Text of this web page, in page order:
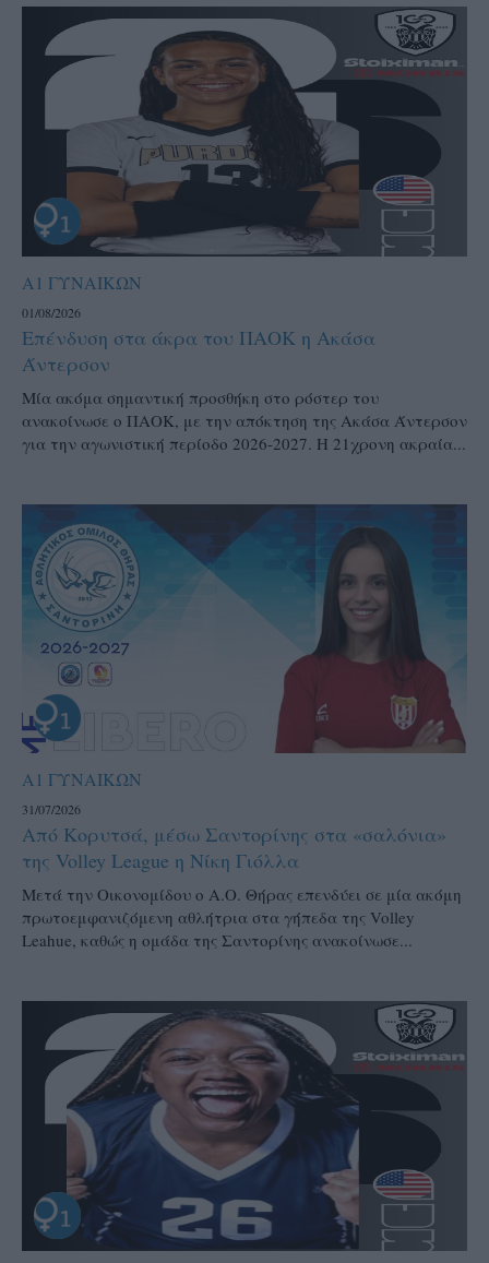
Α1 ΓΥΝΑΙΚΩΝ
01/08/2026
Επένδυση στα άκρα του ΠΑΟΚ η Ακάσα
Άντερσον
Μία ακόμα σημαντική προσθήκη στο ρόστερ του
ανακοίνωσε ο ΠΑΟΚ, με την απόκτηση της Ακάσα Άντερσον
για την αγωνιστική περίοδο 2026-2027. Η 21χρονη ακραία...
Α1 ΓΥΝΑΙΚΩΝ
31/07/2026
Από Κορυτσά, μέσω Σαντορίνης στα «σαλόνια»
της Volley League η Νίκη Γιόλλα
Μετά την Οικονομίδου ο Α.Ο. Θήρας επενδύει σε μία ακόμη
πρωτοεμφανιζόμενη αθλήτρια στα γήπεδα της Volley
Leahue, καθώς η ομάδα της Σαντορίνης ανακοίνωσε...